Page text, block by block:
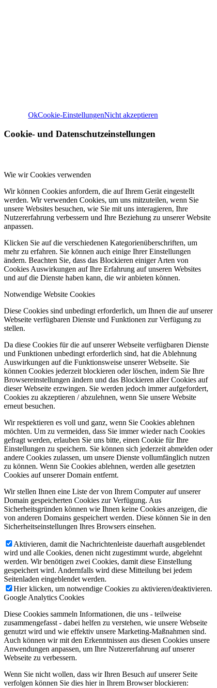
OkCookie-EinstellungenNicht akzeptieren
Cookie- und Datenschutzeinstellungen
Wie wir Cookies verwenden
Wir können Cookies anfordern, die auf Ihrem Gerät eingestellt
werden. Wir verwenden Cookies, um uns mitzuteilen, wenn Sie
unsere Websites besuchen, wie Sie mit uns interagieren, Ihre
Nutzererfahrung verbessern und Ihre Beziehung zu unserer Website
anpassen.
Klicken Sie auf die verschiedenen Kategorienüberschriften, um
mehr zu erfahren. Sie können auch einige Ihrer Einstellungen
ändern. Beachten Sie, dass das Blockieren einiger Arten von
Cookies Auswirkungen auf Ihre Erfahrung auf unseren Websites
und auf die Dienste haben kann, die wir anbieten können.
Notwendige Website Cookies
Diese Cookies sind unbedingt erforderlich, um Ihnen die auf unserer
Webseite verfügbaren Dienste und Funktionen zur Verfügung zu
stellen.
Da diese Cookies für die auf unserer Webseite verfügbaren Dienste
und Funktionen unbedingt erforderlich sind, hat die Ablehnung
Auswirkungen auf die Funktionsweise unserer Webseite. Sie
können Cookies jederzeit blockieren oder löschen, indem Sie Ihre
Browsereinstellungen ändern und das Blockieren aller Cookies auf
dieser Webseite erzwingen. Sie werden jedoch immer aufgefordert,
Cookies zu akzeptieren / abzulehnen, wenn Sie unsere Website
erneut besuchen.
Wir respektieren es voll und ganz, wenn Sie Cookies ablehnen
möchten. Um zu vermeiden, dass Sie immer wieder nach Cookies
gefragt werden, erlauben Sie uns bitte, einen Cookie für Ihre
Einstellungen zu speichern. Sie können sich jederzeit abmelden oder
andere Cookies zulassen, um unsere Dienste vollumfänglich nutzen
zu können. Wenn Sie Cookies ablehnen, werden alle gesetzten
Cookies auf unserer Domain entfernt.
Wir stellen Ihnen eine Liste der von Ihrem Computer auf unserer
Domain gespeicherten Cookies zur Verfügung. Aus
Sicherheitsgründen können wie Ihnen keine Cookies anzeigen, die
von anderen Domains gespeichert werden. Diese können Sie in den
Sicherheitseinstellungen Ihres Browsers einsehen.
Aktivieren, damit die Nachrichtenleiste dauerhaft ausgeblendet
wird und alle Cookies, denen nicht zugestimmt wurde, abgelehnt
werden. Wir benötigen zwei Cookies, damit diese Einstellung
gespeichert wird. Andernfalls wird diese Mitteilung bei jedem
Seitenladen eingeblendet werden.
Hier klicken, um notwendige Cookies zu aktivieren/deaktivieren.
Google Analytics Cookies
Diese Cookies sammeln Informationen, die uns - teilweise
zusammengefasst - dabei helfen zu verstehen, wie unsere Webseite
genutzt wird und wie effektiv unsere Marketing-Maßnahmen sind.
Auch können wir mit den Erkenntnissen aus diesen Cookies unsere
Anwendungen anpassen, um Ihre Nutzererfahrung auf unserer
Webseite zu verbessern.
Wenn Sie nicht wollen, dass wir Ihren Besuch auf unserer Seite
verfolgen können Sie dies hier in Ihrem Browser blockieren: